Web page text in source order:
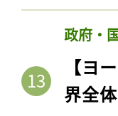
政府・
【ヨ
界全